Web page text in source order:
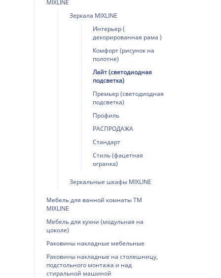
MIXLINE
Зеркала MIXLINE
Интерьер (
декорированная рама )
Комфорт (рисунок на
полотне)
Лайт (светодиодная
подсветка)
Премьер (светодиодная
подсветка)
Профиль
РАСПРОДАЖА
Стандарт
Стиль (фацетная
огранка)
Зеркальные шкафы MIXLINE
Мебель для ванной комнаты ТМ
MIXLINE
Мебель для кухни (модульная на
цоколе)
Раковины накладные мебельные
Раковины накладные на столешницу,
подстольного монтажа и над
стиральной машиной